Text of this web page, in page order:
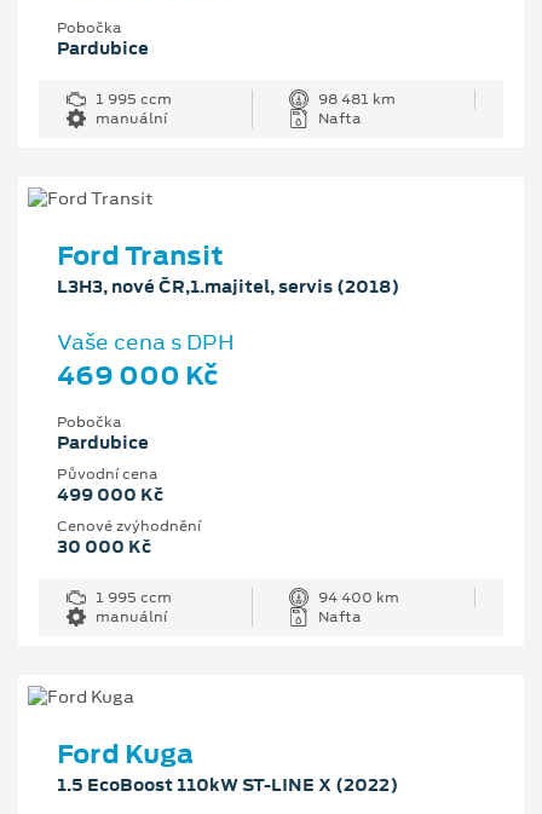
Pobočka
Pardubice
1 995 ccm
98 481 km
manuální
Nafta
Ford Transit
L3H3, nové ČR,1.majitel, servis (2018)
Vaše cena s DPH
469 000 Kč
Pobočka
Pardubice
Původní cena
499 000 Kč
Cenové zvýhodnění
30 000 Kč
1 995 ccm
94 400 km
manuální
Nafta
Ford Kuga
1.5 EcoBoost 110kW ST-LINE X (2022)